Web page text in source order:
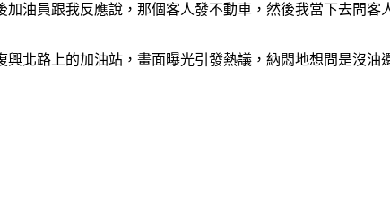
加油員跟我反應說，那個客人發不動車，然後我當下去問
興北路上的加油站，畫面曝光引發熱議，納悶地想問是沒